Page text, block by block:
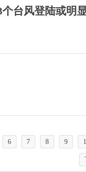
台风登陆或明
6 7 8 9